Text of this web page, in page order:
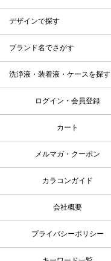
デザインで探す
ブランド名でさがす
洗浄液・装着液・ケースを探す
ログイン・会員登録
カート
メルマガ・クーポン
カラコンガイド
会社概要
プライバシーポリシー